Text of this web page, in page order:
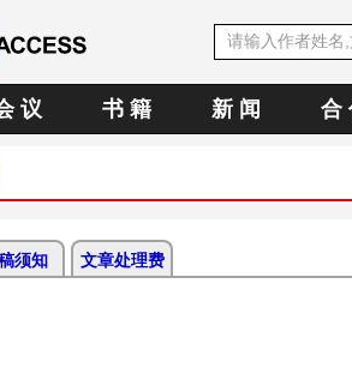
议 书 籍 新 闻 合
须知 文章处理费